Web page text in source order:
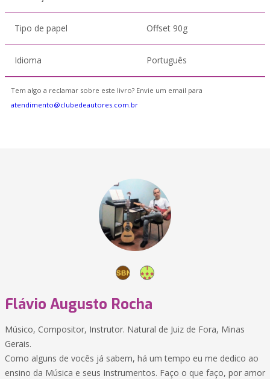
Tipo de papel Offset 90g
Idioma Português
Tem algo a reclamar sobre este livro? Envie um email para
atendimento@clubedeautores.com.br
Flávio Augusto Rocha
Músico, Compositor, Instrutor. Natural de Juiz de Fora, Minas
Gerais.
Como alguns de vocês já sabem, há um tempo eu me dedico ao
ensino da Música e seus Instrumentos. Faço o que faço, por amor